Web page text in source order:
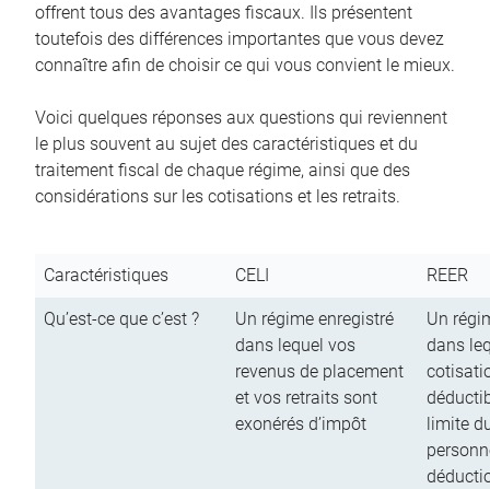
offrent tous des avantages fiscaux. Ils présentent
toutefois des différences importantes que vous devez
connaître afin de choisir ce qui vous convient le mieux.
Voici quelques réponses aux questions qui reviennent
le plus souvent au sujet des caractéristiques et du
traitement fiscal de chaque régime, ainsi que des
considérations sur les cotisations et les retraits.
Caractéristiques CELI REER
Qu’est-ce que c’est ?
Un régime enregistré
dans lequel vos
revenus de placement
et vos retraits sont
exonérés d’impôt
Un
dans
limite